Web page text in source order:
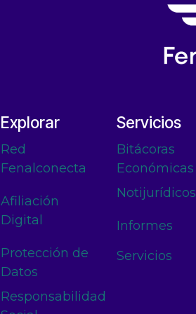
Explorar
Red
Fenalconecta
Afiliación
Digital
Protección de
Datos
Responsabilidad
Servicios
Bitácoras
Económicas
Notijurídicos
Informes
Servicios